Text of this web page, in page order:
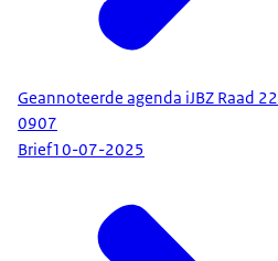
Geannoteerde agenda iJBZ Raad
0907
Brief10-07-2025